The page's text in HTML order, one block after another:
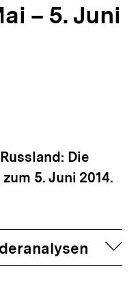
– 5. Juni
Die
5. Juni 2014.